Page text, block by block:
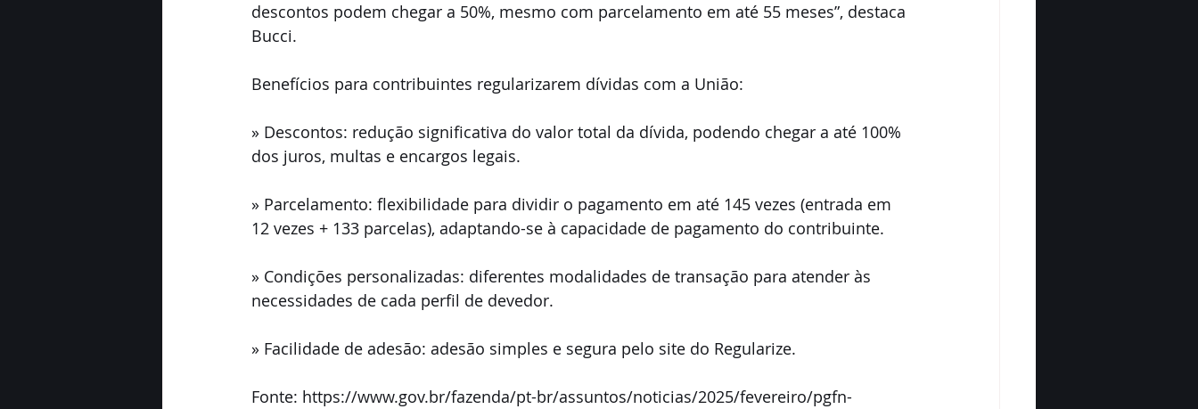
descontos podem chegar a 50%, mesmo com parcelamento em até 55 meses”, destaca
Bucci.
Benefícios para contribuintes regularizarem dívidas com a União:
» Descontos: redução significativa do valor total da dívida, podendo chegar a até 100%
dos juros, multas e encargos legais.
» Parcelamento: flexibilidade para dividir o pagamento em até 145 vezes (entrada em
12 vezes + 133 parcelas), adaptando-se à capacidade de pagamento do contribuinte.
» Condições personalizadas: diferentes modalidades de transação para atender às
necessidades de cada perfil de devedor.
» Facilidade de adesão: adesão simples e segura pelo site do Regularize.
Fonte: https://www.gov.br/fazenda/pt-br/assuntos/noticias/2025/fevereiro/pgfn-